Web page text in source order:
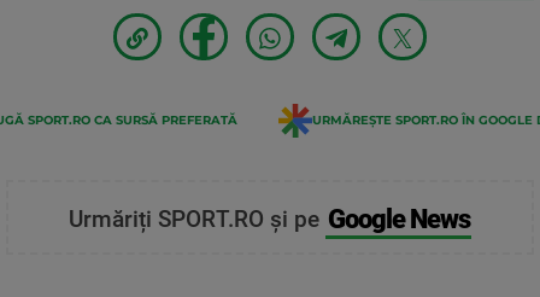
SPORT.RO CA SURSĂ PREFERATĂ URMĂREȘTE SPORT.RO ÎN GOOGLE
Urmăriți SPORT.RO și pe Google News